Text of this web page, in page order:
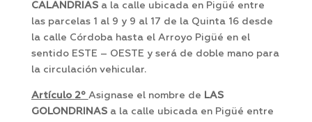
CALANDRIASa la calle ubicada en Pigüé entre
las parcelas 1 al 9 y 9 al 17 de la Quinta 16 desde
la calle Córdoba hasta el Arroyo Pigüé en el
sentido ESTE – OESTE y será de doble mano para
la circulación vehicular.
Artículo 2º Asignase el nombre de LAS
GOLONDRINASa la calle ubicada en Pigüé entre